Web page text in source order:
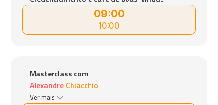
09:00
10:00
Masterclass com
Alexandre Chiacchio
Ver mais